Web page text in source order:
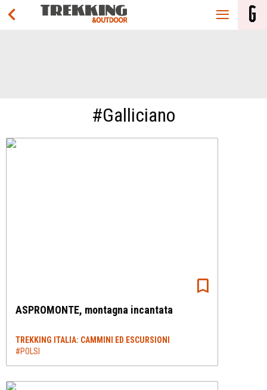
#Galliciano
ASPROMONTE, montagna incantata
TREKKING ITALIA: CAMMINI ED ESCURSIONI
#POLSI